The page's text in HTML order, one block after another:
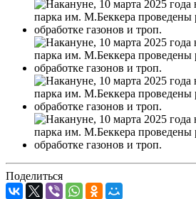
Поделиться